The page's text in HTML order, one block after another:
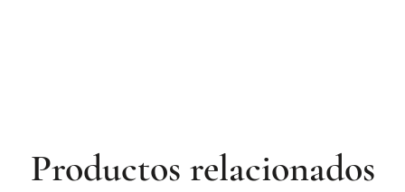
Productos relacionados